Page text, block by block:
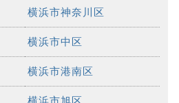
横浜市神奈川区
横浜市中区
横浜市港南区
横浜市旭区